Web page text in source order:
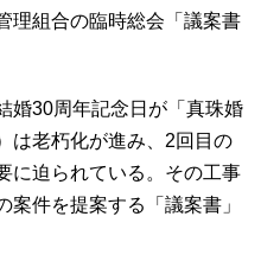
理組合の臨時総会「議案書
婚30周年記念日が「真珠婚
は老朽化が進み、2回目の
に迫られている。その工事
件を提案する「議案書」